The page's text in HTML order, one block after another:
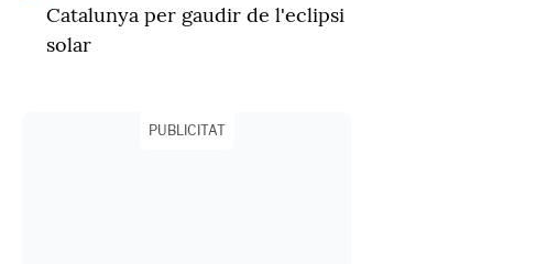
Catalunya per gaudir de l'eclipsi
solar
PUBLICITAT